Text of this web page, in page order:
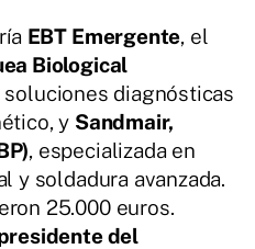
EBT Emergente, el
Biological
soluciones diagnósticas
y Sandmair,
, especializada en
y soldadura avanzada.
25.000 euros.
del